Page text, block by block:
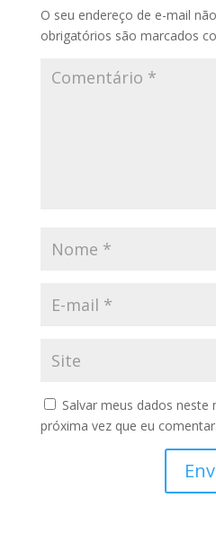
O seu endereço de e-mail
obrigatórios são marcados
Salvar meus dados neste
próxima vez que eu comentar.